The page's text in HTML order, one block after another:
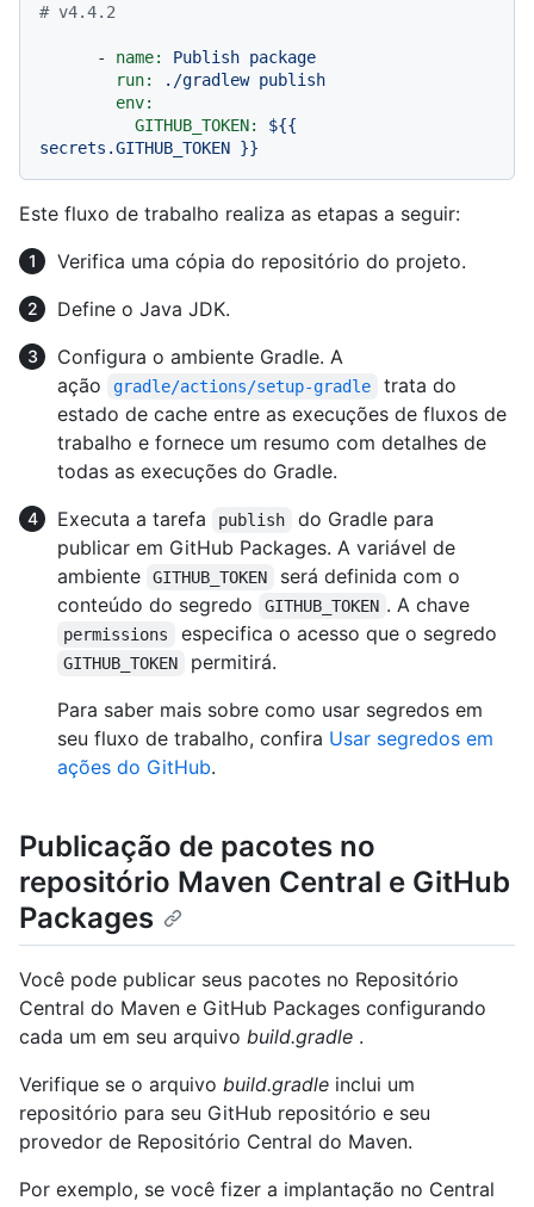
# v4.4.2
- name: Publish package
run:
./gradlew publish
env:
GITHUB_TOKEN:
${{
secrets.GITHUB_TOKEN }}
Este fluxo de trabalho realiza as etapas a seguir:
Verifica uma cópia do repositório do projeto.
Define o Java JDK.
Configura o ambiente Gradle. A
ação
gradle/actions/setup-gradle
trata do
estado de cache entre as execuções de fluxos de
trabalho e fornece um resumo com detalhes de
todas as execuções do Gradle.
Executa a tarefa
publish
do Gradle para
publicar em GitHub Packages. A variável de
ambiente
GITHUB_TOKEN
será definida com o
conteúdo do segredo
GITHUB_TOKEN . A chave
permissions especifica o acesso que o segredo
GITHUB_TOKEN
permitirá.
Para saber mais sobre como usar segredos em
seu fluxo de trabalho, confira Usar segredos em
ações do GitHub.
Publicação de pacotes no
repositório Maven Central e GitHub
Packages
Você pode publicar seus pacotes no Repositório
Central do Maven e GitHub Packages configurando
cada um em seu arquivo build.gradle .
Verifique se o arquivo build.gradle inclui um
repositório para seu GitHub repositório e seu
provedor de Repositório Central do Maven.
Por exemplo, se você fizer a implantação no Central